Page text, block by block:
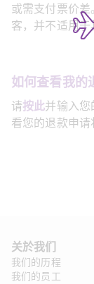
或需支付票价
客，并不适用
如何查看我的
请按此并输入您
看您的退款申请
关於我们
我们的历程
我们的员工